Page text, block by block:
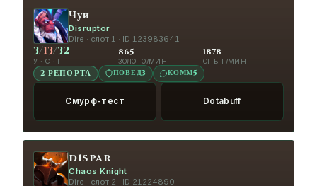
8:11 kidam
9:14 H∆Z¥ | ЁZ¥BRЁZ¥ КОЛЕСО
сыграно!
9:19 HIGHLEVEL26rus
Are we the
idiots?
9:24 Anthony Hopkins
Чуи
Disruptor
Dire · слот 1 · ID 123983641
3/13/32
У · С · П
865
ЗОЛОТО/МИН
1878
ОПЫТ/МИН
2 РЕПОРТА ПОВЕД3 КОММ5
Смурф-тест Dotabuff
d1spar
Chaos Knight
Dire · слот 2 · ID 21224890